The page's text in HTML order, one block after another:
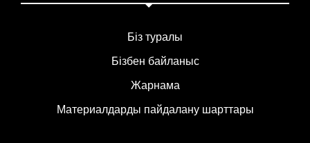
Біз туралы
Бізбен байланыс
Жарнама
Материалдарды пайдалану шарттары